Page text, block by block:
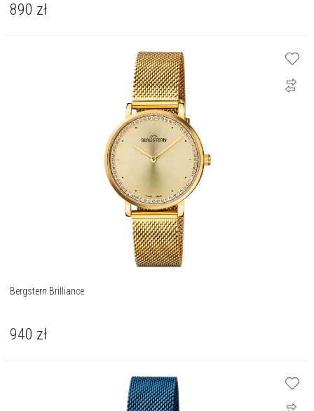
890 zł
Bergstern Brilliance
940 zł